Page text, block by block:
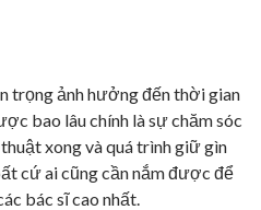
trọng ảnh hưởng đến thời gian
bao lâu chính là sự chăm sóc
xong và quá trình giữ gìn
cứ ai cũng cần nắm được để
bác sĩ cao nhất.